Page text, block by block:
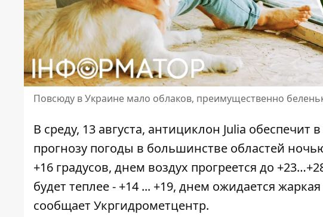
Повсюду в Украине мало облаков, преимущественно
В среду, 13 августа, антициклон Julia обеспечит
прогнозу погоды в большинстве областей
+16 градусов, днем воздух прогреется до
будет теплее - +14 ... +19, днем ожидается
сообщает Укргидрометцентр.